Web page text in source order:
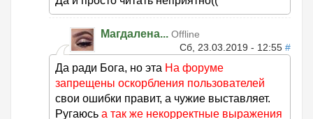
Магдалена... Offline
Сб, 23.03.2019 - 12:55 #
Да ради Бога, но эта На форуме
запрещены оскорбления пользователей
свои ошибки правит, а чужие выставляет.
Ругаюсь а так же некорректные выражения